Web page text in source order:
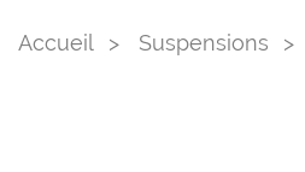
Accueil Suspensions